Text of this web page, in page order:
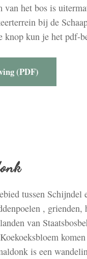
van het bos is
bij de
kun je het pdf-
(PDF)
tussen
,
van
is een